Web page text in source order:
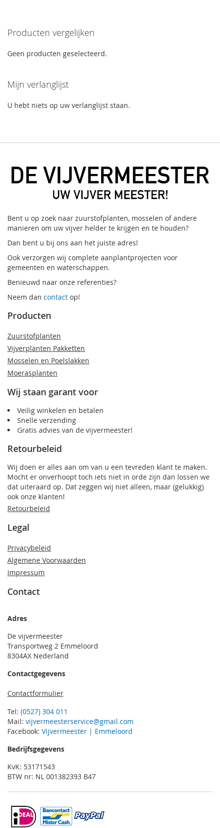
pagina
Producten vergelijken
Geen producten geselecteerd.
Mijn verlanglijst
U hebt niets op uw verlanglijst staan.
Bent u op zoek naar zuurstofplanten, mosselen of andere
manieren om uw vijver helder te krijgen en te houden?
Dan bent u bij ons aan het juiste adres!
Ook verzorgen wij complete aanplantprojecten voor
gemeenten en waterschappen.
Benieuwd naar onze referenties?
Neem dan contact op!
Producten
Zuurstofplanten
Vijverplanten Pakketten
Mosselen en Poelslakken
Moerasplanten
Wij staan garant voor
Veilig winkelen en betalen
Snelle verzending
Gratis advies van de vijvermeester!
Retourbeleid
Wij doen er alles aan om van u een tevreden klant te maken.
Mocht er onverhoopt toch iets niet in orde zijn dan lossen we
dat uiteraard op. Dat zeggen wij niet alleen, maar (gelukkig)
ook onze klanten!
Retourbeleid
Legal
Privacybeleid
Algemene Voorwaarden
Impressum
Contact
Adres
De vijvermeester
Transportweg 2 Emmeloord
8304AX Nederland
Contactgegevens
Contactformulier
Tel: (0527) 304 011
Mail: vijvermeesterservice@gmail.com
Facebook: Vijvermeester | Emmeloord
Bedrijfsgegevens
KvK: 53171543
BTW nr: NL 001382393 B47